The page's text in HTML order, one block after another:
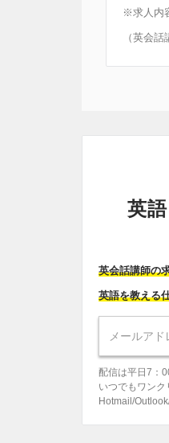
※求人内
（英会
英
英会話講師の
英語を教える
配信は平日7：
いつでもワン
Hotmail/